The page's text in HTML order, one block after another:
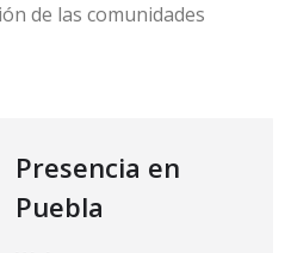
de las comunidades
Presencia en
Puebla